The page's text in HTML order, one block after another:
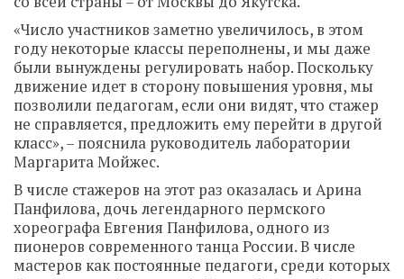
«Число участников заметно увеличилось, в этом
году некоторые классы переполнены, и мы даже
были вынуждены регулировать набор. Поскольку
движение идет в сторону повышения уровня, мы
позволили педагогам, если они видят, что стажер
не справляется, предложить ему перейти в другой
класс», – пояснила руководитель лаборатории
Маргарита Мойжес.
В числе стажеров на этот раз оказалась и Арина
Панфилова, дочь легендарного пермского
хореографа Евгения Панфилова, одного из
пионеров современного танца России. В числе
мастеров как постоянные педагоги, среди которых